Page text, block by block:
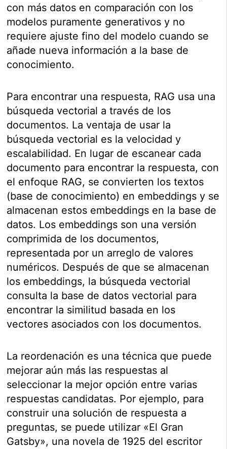
con más datos en comparación con los
modelos puramente generativos y no
requiere ajuste fino del modelo cuando se
añade nueva información a la base de
conocimiento.
Para encontrar una respuesta, RAG usa una
búsqueda vectorial a través de los
documentos. La ventaja de usar la
búsqueda vectorial es la velocidad y
escalabilidad. En lugar de escanear cada
documento para encontrar la respuesta, con
el enfoque RAG, se convierten los textos
(base de conocimiento) en embeddings y se
almacenan estos embeddings en la base de
datos. Los embeddings son una versión
comprimida de los documentos,
representada por un arreglo de valores
numéricos. Después de que se almacenan
los embeddings, la búsqueda vectorial
consulta la base de datos vectorial para
encontrar la similitud basada en los
vectores asociados con los documentos.
La reordenación es una técnica que puede
mejorar aún más las respuestas al
seleccionar la mejor opción entre varias
respuestas candidatas. Por ejemplo, para
construir una solución de respuesta a
preguntas, se puede utilizar «El Gran
Gatsby», una novela de 1925 del escritor